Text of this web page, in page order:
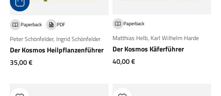
Paperback PDF
Peter Schönfelder, Ingrid Schönfelder
Der Kosmos Heilpflanzenführer
Angebot
35,00 €
Paperback
Matthias Helb, Karl Wilhelm Harde
Der Kosmos Käferführer
Angebot
40,00 €